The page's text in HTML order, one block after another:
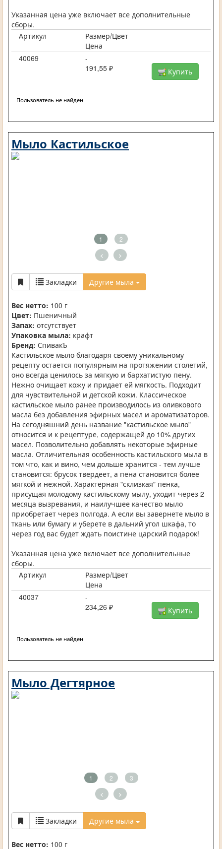
Указанная цена уже включает все дополнительные
сборы.
Артикул
Размер/Цвет
Цена
40069
-
191,55 ₽
Купить
Пользователь не найден
Мыло Кастильское
1 2
< >
Закладки Другие мыла
Вес нетто: 100 г
Цвет: Пшеничный
Запах: отсутствует
Упаковка мыла: крафт
Бренд: СпивакЪ
Кастильское мыло благодаря своему уникальному
рецепту остается популярным на протяжении столетий,
оно всегда ценилось за мягкую и бархатистую пену.
Нежно очищает кожу и придает ей мягкость. Подходит
для чувствительной и детской кожи. Классическое
кастильское мыло ранее производилось из оливкового
масла без добавления эфирных масел и ароматизаторов.
На сегодняшний день название "кастильское мыло"
относится и к рецептуре, содержащей до 10% других
масел. Позволительно добавлять некоторые эфирные
масла. Отличительная особенность кастильского мыла в
том что, как и вино, чем дольше хранится - тем лучше
становится: брусок твердеет, а пена становится более
мягкой и нежной. Характерная "склизкая" пенка,
присущая молодому кастильскому мылу, уходит через 2
месяца вызревания, и наилучшее качество мыло
приобретает через полгода. А если вы завернете мыло в
ткань или бумагу и уберете в дальний угол шкафа, то
через год вас будет ждать поистине царский подарок!
Указанная цена уже включает все дополнительные
сборы.
Артикул
Размер/Цвет
Цена
40037
-
234,26 ₽
Купить
Пользователь не найден
Мыло Дегтярное
1 2 3
< >
Закладки Другие мыла
Вес нетто: 100 г